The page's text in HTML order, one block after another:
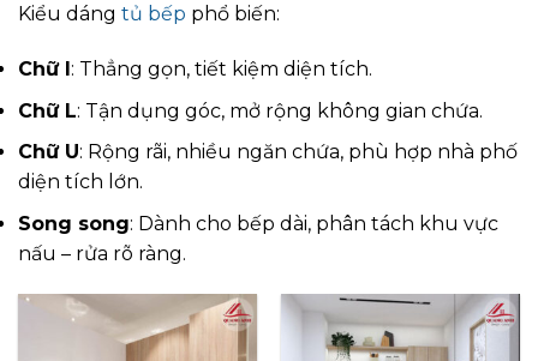
Kiểu dáng tủ bếp phổ biến:
Chữ I: Thẳng gọn, tiết kiệm diện tích.
Chữ L: Tận dụng góc, mở rộng không gian chứa.
Chữ U: Rộng rãi, nhiều ngăn chứa, phù hợp nhà phố
diện tích lớn.
Song song: Dành cho bếp dài, phân tách khu vực
nấu – rửa rõ ràng.